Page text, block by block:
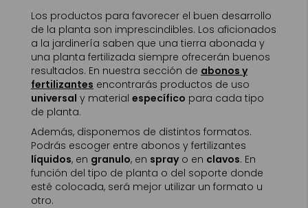
Los productos para favorecer el buen desarrollo
de la planta son imprescindibles. Los aficionados
a la jardinería saben que una tierra abonada y
una planta fertilizada siempre ofrecerán buenos
resultados. En nuestra sección de abonos y
fertilizantes encontrarás productos de uso
universal y material específico para cada tipo
de planta.
Además, disponemos de distintos formatos.
Podrás escoger entre abonos y fertilizantes
líquidos, en granulo, en sprayo en clavos. En
función del tipo de planta o del soporte donde
esté colocada, será mejor utilizar un formato u
otro.